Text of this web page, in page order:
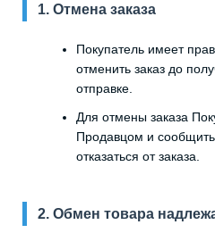
1. Отмена заказа
Покупатель имеет
отменить заказ до
отправке.
Для отмены заказа
Продавцом и
отказаться от заказа.
2. Обмен товара